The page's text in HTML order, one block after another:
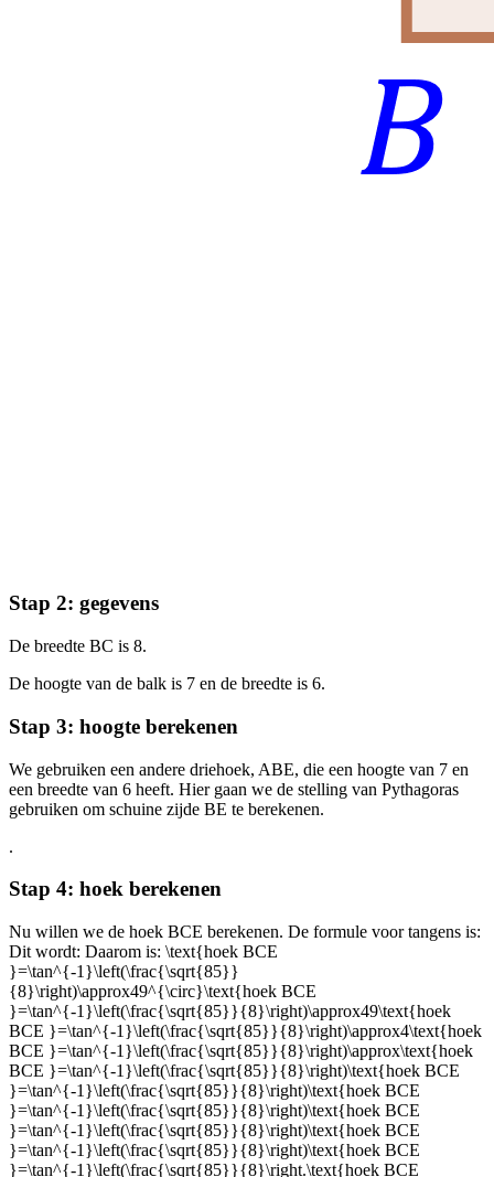
Stap 2: gegevens
De breedte BC is 8.
De hoogte van de balk is 7 en de breedte is 6.
Stap 3: hoogte berekenen
We gebruiken een andere driehoek, ABE, die een hoogte van 7 en
een breedte van 6 heeft. Hier gaan we de stelling van Pythagoras
gebruiken om schuine zijde BE te berekenen.
.
Stap 4: hoek berekenen
Nu willen we de hoek BCE berekenen. De formule voor tangens is:
Dit wordt: Daarom is: \text{hoek BCE
}=\tan^{-1}\left(\frac{\sqrt{85}}
{8}\right)\approx49^{\circ}\text{hoek BCE
}=\tan^{-1}\left(\frac{\sqrt{85}}{8}\right)\approx49\text{hoek
BCE }=\tan^{-1}\left(\frac{\sqrt{85}}{8}\right)\approx4\text{hoek
BCE }=\tan^{-1}\left(\frac{\sqrt{85}}{8}\right)\approx\text{hoek
BCE }=\tan^{-1}\left(\frac{\sqrt{85}}{8}\right)\text{hoek BCE
}=\tan^{-1}\left(\frac{\sqrt{85}}{8}\right)\text{hoek BCE
}=\tan^{-1}\left(\frac{\sqrt{85}}{8}\right)\text{hoek BCE
}=\tan^{-1}\left(\frac{\sqrt{85}}{8}\right)\text{hoek BCE
}=\tan^{-1}\left(\frac{\sqrt{85}}{8}\right)\text{hoek BCE
}=\tan^{-1}\left(\frac{\sqrt{85}}{8}\right.\text{hoek BCE